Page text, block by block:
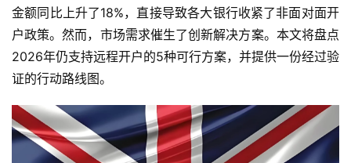
金额同比上升了18%，直接导致各大银行收紧了非面对面开
户政策。然而，市场需求催生了创新解决方案。本文将盘点
2026年仍支持远程开户的5种可行方案，并提供一份经过验
证的行动路线图。